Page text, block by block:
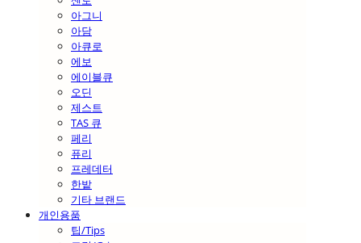
아그니
아담
아큐로
에보
에이블큐
오딘
제스트
TAS 큐
페리
퓨리
프레데터
한밭
기타 브랜드
개인용품
팁/Tips